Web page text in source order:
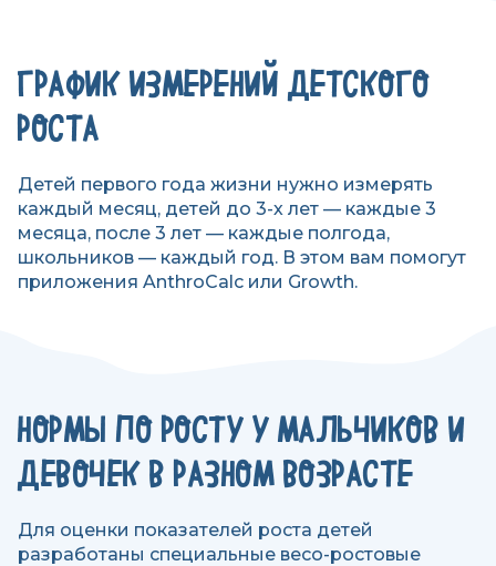
ГРАФИК ИЗМЕРЕНИЙ ДЕТСКОГО
РОСТА
Детей первого года жизни нужно измерять
каждый месяц, детей до 3-х лет — каждые 3
месяца, после 3 лет — каждые полгода,
школьников — каждый год. В этом вам помогут
приложения AnthroCalc или Growth.
НОРМЫ ПО РОСТУ У МАЛЬЧИКОВ И
ДЕВОЧЕК В РАЗНОМ ВОЗРАСТЕ
Для оценки показателей роста детей
разработаны специальные весо-ростовые